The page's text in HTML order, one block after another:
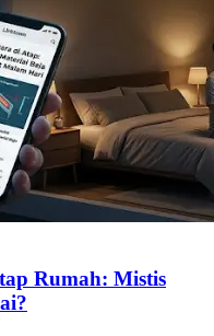
Rumah: Mistis